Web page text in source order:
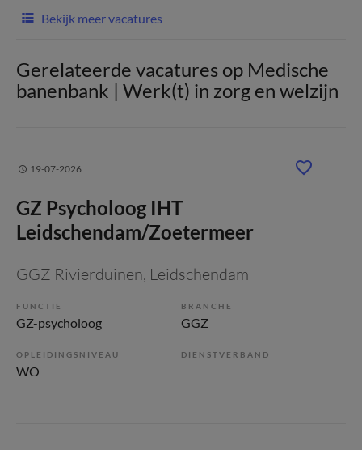
Bekijk meer vacatures
Gerelateerde vacatures op Medische
banenbank | Werk(t) in zorg en welzijn
19-07-2026
GZ Psycholoog IHT
Leidschendam/Zoetermeer
GGZ Rivierduinen, Leidschendam
FUNCTIE
GZ-psycholoog
BRANCHE
GGZ
OPLEIDINGSNIVEAU
WO
DIENSTVERBAND